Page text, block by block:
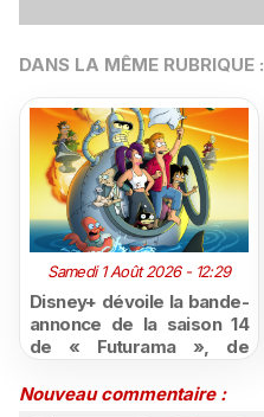
DANS LA MÊME RUBRIQUE :
Samedi 1 Août 2026 - 12:29
Disney+ dévoile la bande-
annonce de la saison 14
de « Futurama », de
Nouveau commentaire :